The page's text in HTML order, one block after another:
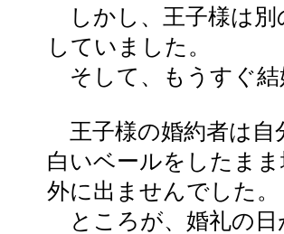
しかし、王子様は別
していました。
そして、もうすぐ結
王子様の婚約者は自
白いベールをしたま
外に出ませんでした。
ところが、婚礼の日